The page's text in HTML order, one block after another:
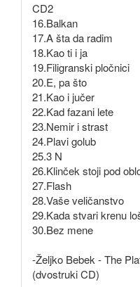
CD2
16.Balkan
17.A šta da radim
18.Kao ti i ja
19.Filigranski pločnici
20.E, pa što
21.Kao i jučer
22.Kad fazani lete
23.Nemir i strast
24.Plavi golub
25.3 N
26.Klinček stoji pod
27.Flash
28.Vaše veličanstvo
29.Kada stvari krenu
30.Bez mene
-Željko Bebek - The
(dvostruki CD)